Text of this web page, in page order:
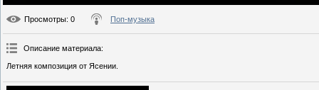
Просмотры: 0 Поп-музыка
Описание материала:
Летняя композиция от Ясении.